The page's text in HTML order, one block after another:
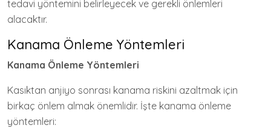
tedavi yöntemini belirleyecek ve gerekli önlemleri
alacaktır.
Kanama Önleme Yöntemleri
Kanama Önleme Yöntemleri
Kasıktan anjiyo sonrası kanama riskini azaltmak için
birkaç önlem almak önemlidir. İşte kanama önleme
yöntemleri: